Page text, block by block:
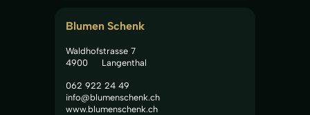
Blumen Schenk
Waldhofstrasse 7
4900
Langenthal
062 922 24 49
info@blumenschenk.ch
www.blumenschenk.ch